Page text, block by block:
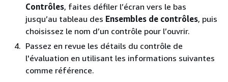
Contrôles, faites défiler l’écran vers le bas
jusqu’au tableau des Ensembles de contrôles, puis
choisissez le nom d’un contrôle pour l’ouvrir.
Passez en revue les détails du contrôle de
l'évaluation en utilisant les informations suivantes
comme référence.